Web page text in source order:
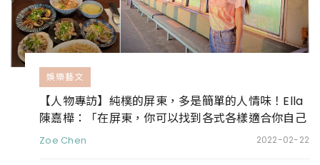
娛樂藝文
【人物專訪】純樸的屏東，多是簡單的人情味！Ella
陳嘉樺：「在屏東，你可以找到各式各樣適合你自己
的旅行方式！」
Zoe Chen 2022-02-22